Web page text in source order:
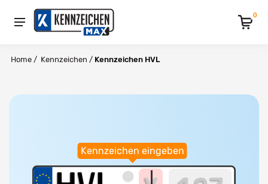
0
Home / Kennzeichen / Kennzeichen HVL
Kennzeichen eingeben